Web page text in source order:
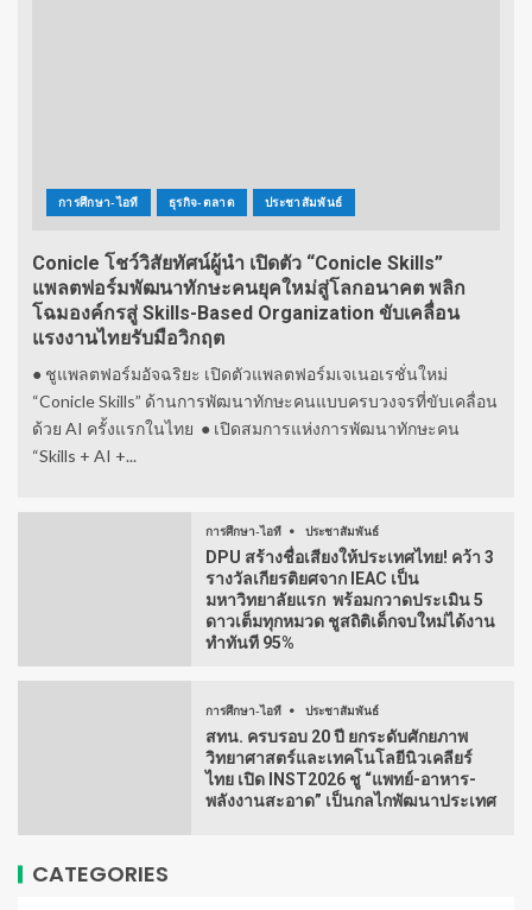
การศึกษา-ไอที ธุรกิจ-ตลาด ประชาสัมพันธ์
Conicle โชว์วิสัยทัศน์ผู้นำ เปิดตัว “Conicle Skills”
แพลตฟอร์มพัฒนาทักษะคนยุคใหม่สู่โลกอนาคต พลิก
โฉมองค์กรสู่ Skills-Based Organization ขับเคลื่อน
แรงงานไทยรับมือวิกฤต
● ชูแพลตฟอร์มอัจฉริยะ เปิดตัวแพลตฟอร์มเจเนอเรชั่นใหม่
“Conicle Skills” ด้านการพัฒนาทักษะคนแบบครบวงจรที่ขับเคลื่อน
ด้วย AI ครั้งแรกในไทย ● เปิดสมการแห่งการพัฒนาทักษะคน
“Skills + AI +...
การศึกษา-ไอที ประชาสัมพันธ์
DPU สร้างชื่อเสียงให้ประเทศไทย! คว้า 3
รางวัลเกียรติยศจาก IEAC เป็น
มหาวิทยาลัยแรก พร้อมกวาดประเมิน 5
ดาวเต็มทุกหมวด ชูสถิติเด็กจบใหม่ได้งาน
ทำทันที 95%
การศึกษา-ไอที ประชาสัมพันธ์
สทน. ครบรอบ 20 ปี ยกระดับศักยภาพ
วิทยาศาสตร์และเทคโนโลยีนิวเคลียร์
ไทย เปิด INST2026 ชู “แพทย์-อาหาร-
พลังงานสะอาด” เป็นกลไกพัฒนาประเทศ
CATEGORIES